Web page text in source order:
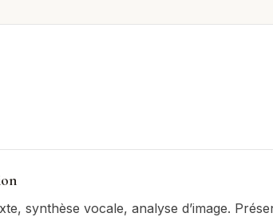
synthèse vocale, analyse d’image.